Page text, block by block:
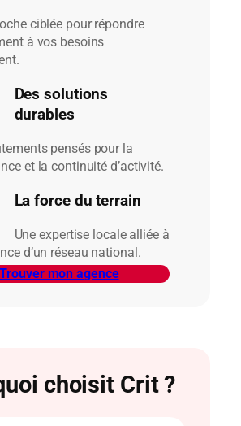
ciblée pour répondre
à vos besoins
Des solutions
durables
pensés pour la
et la continuité d’activité.
La force du terrain
Une expertise locale alliée à
d’un réseau national.
Trouver mon agence
choisit Crit ?